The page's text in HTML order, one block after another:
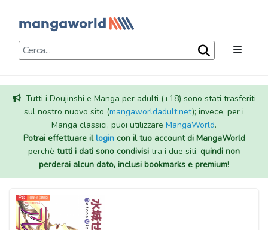
Tutti i Doujinshi e Manga per adulti (+18) sono stati trasferiti
sul nostro nuovo sito (mangaworldadult.net); invece, per i
Manga classici, puoi utilizzare MangaWorld.
Potrai effettuare illogincon il tuo account di MangaWorld
perchè tutti i dati sono condivisi tra i due siti, quindi non
perderai alcun dato, inclusi bookmarks e premium!